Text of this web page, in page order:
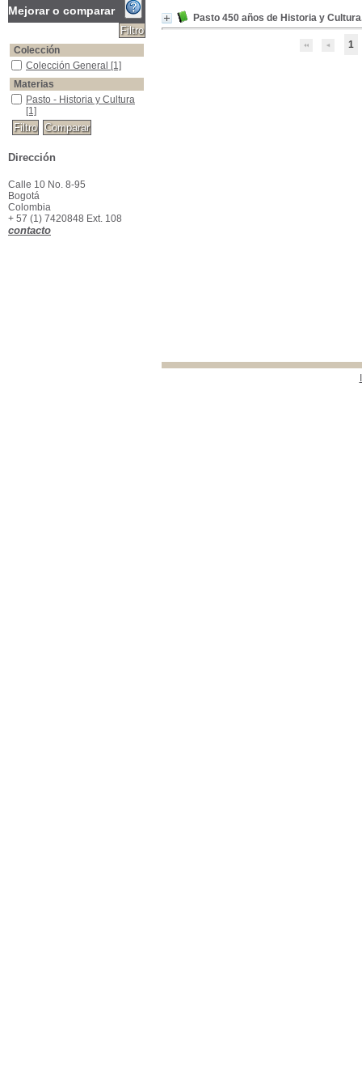
Pasto 450 años de Historia y
1
Mejorar o comparar
Colección
Colección General
Colección General [1]
Materias
Pasto - Historia y Cultura
Pasto - Historia y Cultura
[1]
Dirección
Calle 10 No. 8-95
Bogotá
Colombia
+ 57 (1) 7420848 Ext. 108
contacto